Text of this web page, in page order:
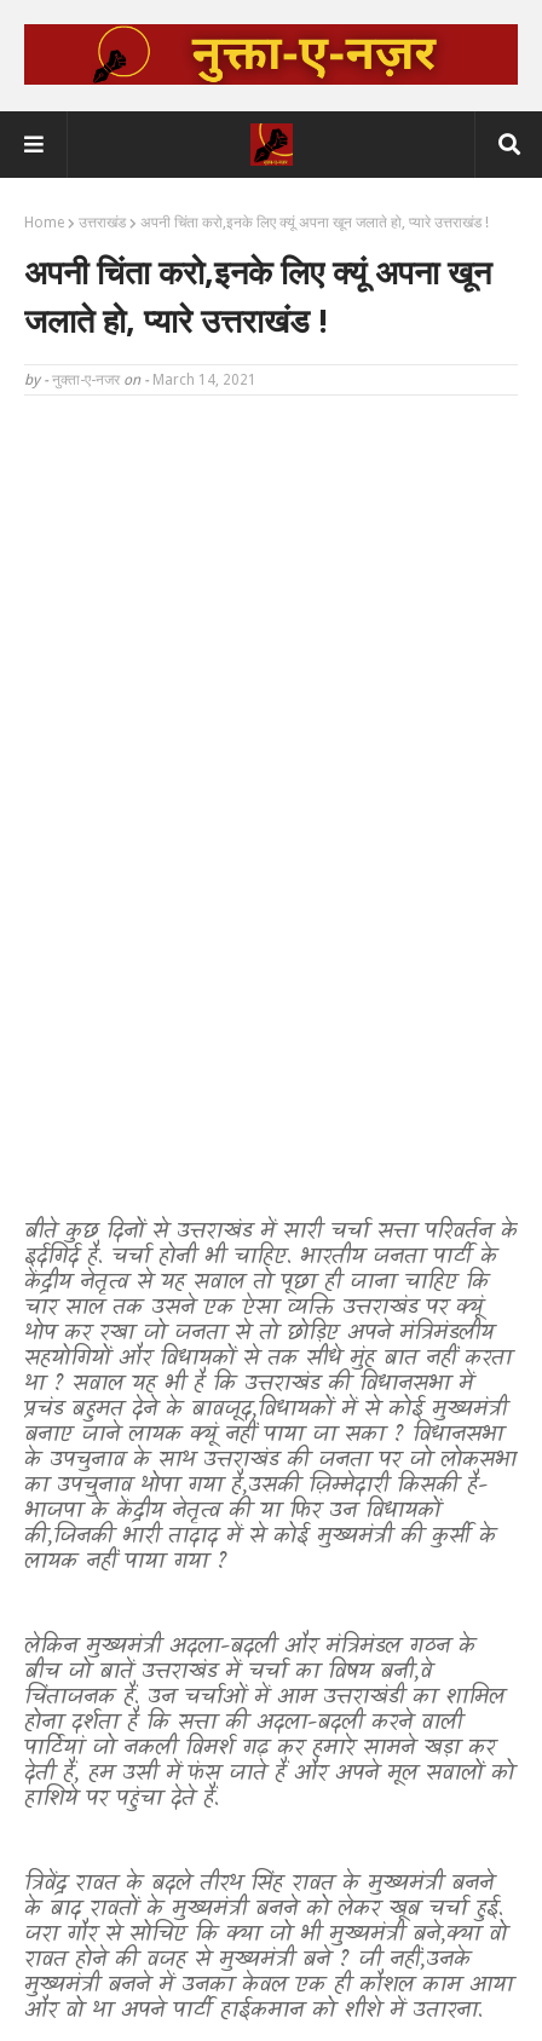
Home उत्तराखंड अपनी चिंता करो,इनके लिए क्यूं अपना खून जलाते हो, प्यारे उत्तराखंड !
अपनी चिंता करो,इनके लिए क्यूं अपना खून
जलाते हो, प्यारे उत्तराखंड !
by - नुक्ता-ए-नजर on - March 14, 2021
बीते कुछ दिनों से उत्तराखंड में सारी चर्चा सत्ता परिवर्तन के
इर्दगिर्द है. चर्चा होनी भी चाहिए. भारतीय जनता पार्टी के
केंद्रीय नेतृत्व से यह सवाल तो पूछा ही जाना चाहिए कि
चार साल तक उसने एक ऐसा व्यक्ति उत्तराखंड पर क्यूं
थोप कर रखा जो जनता से तो छोड़िए अपने मंत्रिमंडलीय
सहयोगियों और विधायकों से तक सीधे मुंह बात नहीं करता
था ? सवाल यह भी है कि उत्तराखंड की विधानसभा में
प्रचंड बहुमत देने के बावजूद,विधायकों में से कोई मुख्यमंत्री
बनाए जाने लायक क्यूं नहीं पाया जा सका ? विधानसभा
के उपचुनाव के साथ उत्तराखंड की जनता पर जो लोकसभा
का उपचुनाव थोपा गया है,उसकी ज़िम्मेदारी किसकी है-
भाजपा के केंद्रीय नेतृत्व की या फिर उन विधायकों
की,जिनकी भारी तादाद में से कोई मुख्यमंत्री की कुर्सी के
लायक नहीं पाया गया ?
लेकिन मुख्यमंत्री अदला-बदली और मंत्रिमंडल गठन के
बीच जो बातें उत्तराखंड में चर्चा का विषय बनी,वे
चिंताजनक हैं. उन चर्चाओं में आम उत्तराखंडी का शामिल
होना दर्शता है कि सत्ता की अदला-बदली करने वाली
पार्टियां जो नकली विमर्श गढ़ कर हमारे सामने खड़ा कर
देती हैं, हम उसी में फंस जाते हैं और अपने मूल सवालों को
हाशिये पर पहुंचा देते हैं.
त्रिवेंद्र रावत के बदले तीरथ सिंह रावत के मुख्यमंत्री बनने
के बाद रावतों के मुख्यमंत्री बनने को लेकर खूब चर्चा हुई.
जरा गौर से सोचिए कि क्या जो भी मुख्यमंत्री बने,क्या वो
रावत होने की वजह से मुख्यमंत्री बने ?जी नहीं,उनके
मुख्यमंत्री बनने में उनका केवल एक ही कौशल काम आया
और वो था अपने पार्टी हाईकमान को शीशे में उतारना.